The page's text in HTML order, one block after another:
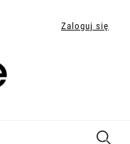
Zaloguj się